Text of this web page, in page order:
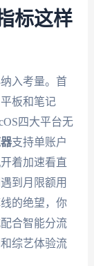
标这样
入考量。首
板和笔记
四大平台无
支持单账户
着加速看直
到月限额用
的绝望，你
合智能分流
综艺体验流